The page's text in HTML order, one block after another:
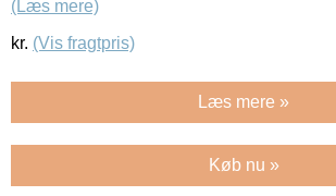
(Læs mere)
kr. (Vis fragtpris)
Læs mere »
Køb nu »